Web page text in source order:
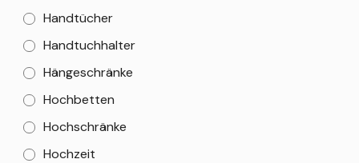
Handtücher
Handtuchhalter
Hängeschränke
Hochbetten
Hochschränke
Hochzeit